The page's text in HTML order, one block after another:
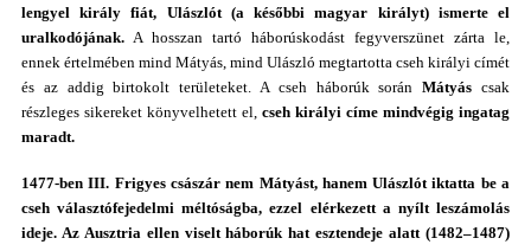
lengyel király fiát, Ulászlót (a későbbi magyar királyt) ismerte el
uralkodójának. A hosszan tartó háborúskodást fegyverszünet zárta le,
ennek értelmében mind Mátyás, mind Ulászló megtartotta cseh királyi címét
és az addig birtokolt területeket. A cseh háborúk soránMátyás csak
részleges sikereket könyvelhetett el, cseh királyi címe mindvégig ingatag
maradt.
1477-ben III. Frigyes császár nem Mátyást, hanem Ulászlót iktatta be a
cseh választófejedelmi méltóságba, ezzel elérkezett a nyílt leszámolás
ideje. Az Ausztria ellen viselt háborúk hat esztendeje alatt (1482–1487)